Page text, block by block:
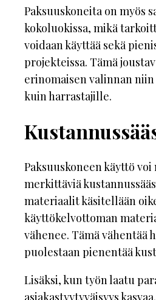
Paksuuskoneita on myös
kokoluokissa, mikä
voidaan käyttää sekä
projekteissa. Tämä
erinomaisen valinnan
kuin harrastajille.
Paksuuskoneen käyttö
merkittäviä
materiaalit käsitellään
käyttökelvottoman
vähenee. Tämä vähentää
puolestaan pienentää
Lisäksi, kun työn laatu
asiakastyytyväisyys